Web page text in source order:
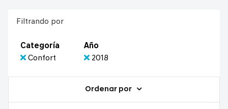
Filtrando por
Categoría
Confort
Año
2018
Ordenar por